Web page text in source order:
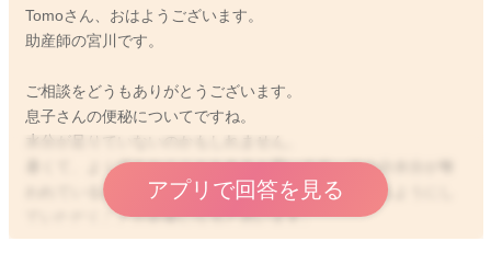
Tomoさん、おはようございます。
助産師の宮川です。
ご相談をどうもありがとうございます。
息子さんの便秘についてですね。
水分が足りていないのかもしれません。
暑くて、よく汗をかくこともあると思います。その分水分が奪
われているのかもしれませんね。水分を意識的に摂るようにし
ていただくことが必要になると思います。
また離乳食でも汁物を必ず出してあげたり、使う食材も水分量
アプリで回答を見る